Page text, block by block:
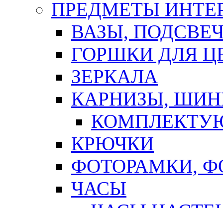
ПРЕДМЕТЫ
ВАЗЫ,
ГОРШКИ ДЛЯ
ЗЕРКАЛА
КАРНИЗЫ,
КРЮЧКИ
ФОТОРАМКИ,
ЧАСЫ